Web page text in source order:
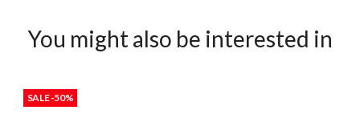
You might also be interested in
SALE -50%